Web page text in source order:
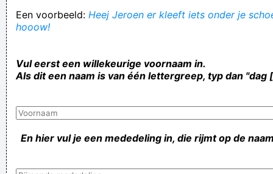
Een voorbeeld: Heej Jeroen er kleeft iets onder je
hooow!
Vul eerst een willekeurige voornaam in.
Als dit een naam is van één lettergreep, typ dan "dag
En hier vul je een mededeling in, die rijmt op de